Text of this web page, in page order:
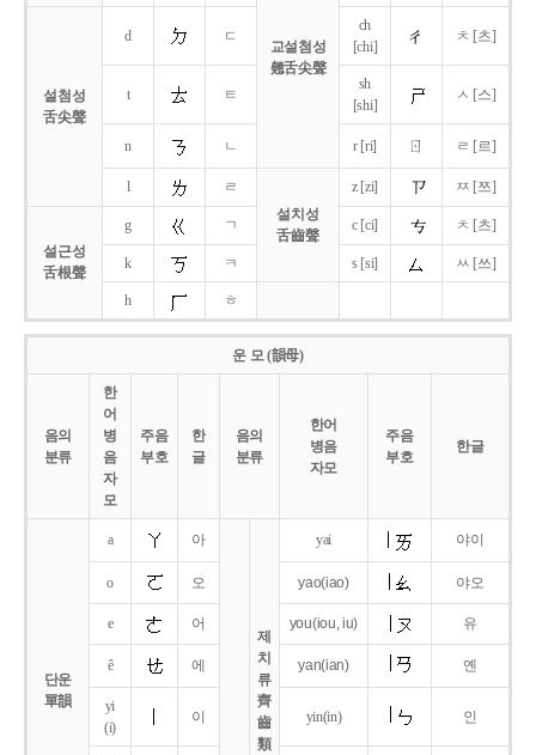
교설첨성
翹舌尖聲
설첨성
舌尖聲
d ㄷ
ch
[chi]
ㅊ [츠]
t ㅌ
sh
[shi]
ㅅ [스]
n ㄴ r [ri] ㄖ ㄹ [르]
l
ㄹ
설치성
舌齒聲
z [zi] ㅉ [쯔]
설근성
舌根聲
g ㄱ c [ci] ㅊ [츠]
k ㅋ s [si] ㅆ [쓰]
h ㅎ
운 모 (韻母)
음의
분류
한
어
병
음
자
모
주음
부호
한
글
음의
분류
한어
병음
자모
주음
부호
한글
단운
單韻
a 아
제
치
류
齊
齒
類
yai 야이
o 오 yao(iao) 야오
e 어 you(iou,iu) 유
ê 에 yan(ian) 옌
yi
(i)
이 yin(in) 인